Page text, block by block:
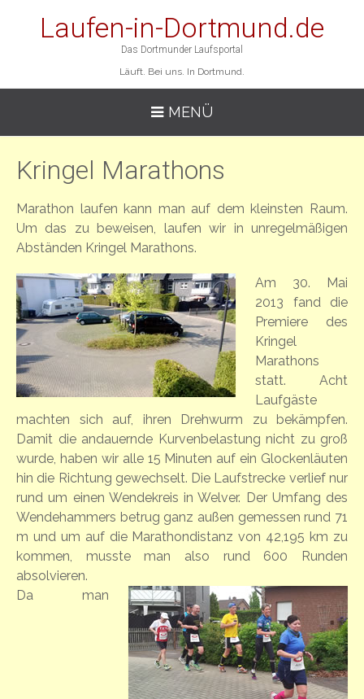
Laufen-in-Dortmund.de
Das Dortmunder Laufsportal
Läuft. Bei uns. In Dortmund.
MENÜ
Kringel Marathons
Marathon laufen kann man auf dem kleinsten Raum.
Um das zu beweisen, laufen wir in unregelmäßigen
Abständen Kringel Marathons.
Am 30. Mai
2013 fand die
Premiere des
Kringel
Marathons
statt. Acht
Laufgäste
machten sich auf, ihren Drehwurm zu bekämpfen.
Damit die andauernde Kurvenbelastung nicht zu groß
wurde, haben wir alle 15 Minuten auf ein Glockenläuten
hin die Richtung gewechselt. Die Laufstrecke verlief nur
rund um einen Wendekreis in Welver. Der Umfang des
Wendehammers betrug ganz außen gemessen rund 71
m und um auf die Marathondistanz von 42,195 km zu
kommen, musste man also rund 600 Runden
absolvieren.
Da man